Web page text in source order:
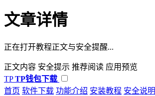
文章详情
正在打开教程正文与安全提醒...
正文内容 安全提示 推荐阅读 应用预览
TP TP钱包下载
首页 软件下载 功能介绍 安装教程 安全说明